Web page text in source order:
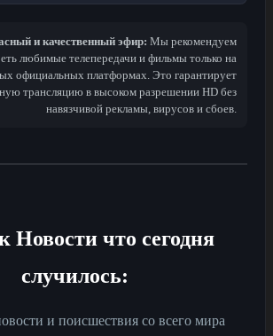
и качественный эфир: Мы рекомендуем
любимые телепередачи и фильмы только на
официальных платформах. Это гарантирует
трансляцию в высоком разрешении HD без
навязчивой рекламы, вирусов и сбоев.
Новости что сегодня
случилось:
и поисшествия со всего мира